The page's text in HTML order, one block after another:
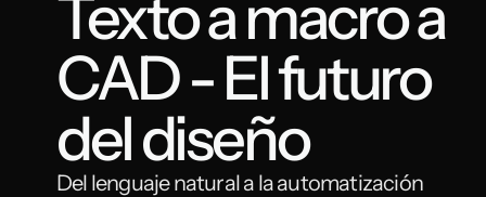
Texto a macro a
CAD - El futuro
del diseño
Del lenguaje natural a la automatización